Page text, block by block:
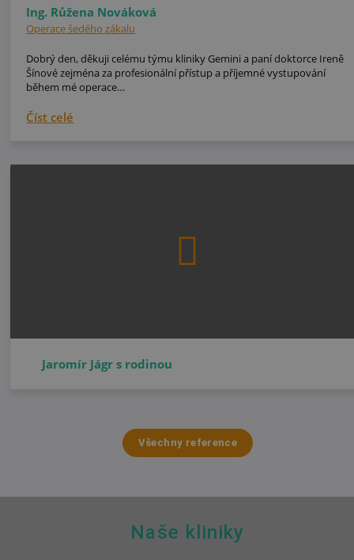
Ing. Růžena Nováková
Operace šedého zákalu
Dobrý den, děkuji celému týmu kliniky Gemini a paní doktorce Ireně
Šínové zejména za profesionální přístup a příjemné vystupování
během mé operace…
Číst celé
Jaromír Jágr s rodinou
Všechny reference
Naše kliniky